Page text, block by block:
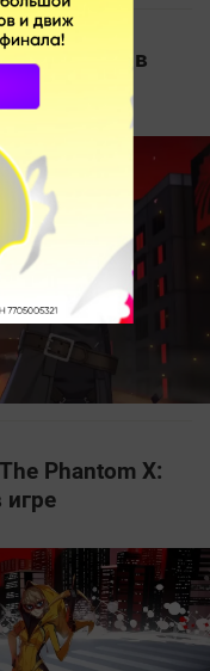
Phantom X в
Phantom X: